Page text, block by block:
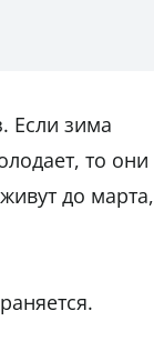
Если зима
то они
до марта,